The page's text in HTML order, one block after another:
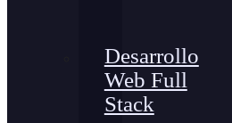
Desarrollo
Web Full
Stack